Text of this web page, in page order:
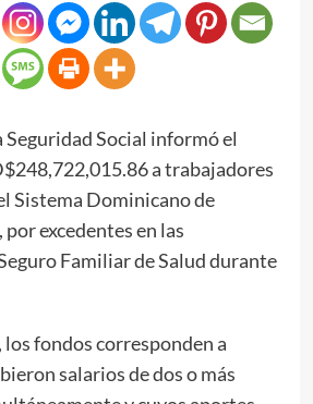
Seguridad Social informó el
a trabajadores
Sistema Dominicano de
excedentes en las
Familiar de Salud durante
los fondos corresponden a
salarios de dos o más